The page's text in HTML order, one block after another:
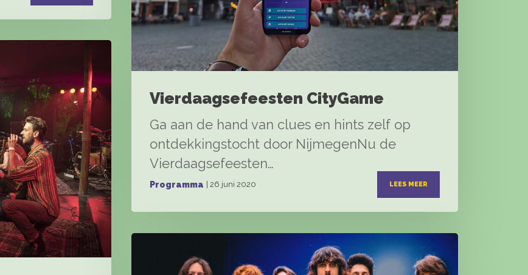
Vierdaagsefeesten CityGame
Ga aan de hand van clues en hints zelf op
ontdekkingstocht door NijmegenNu de
Vierdaagsefeesten…
Programma | 26 juni 2020 LEES MEER